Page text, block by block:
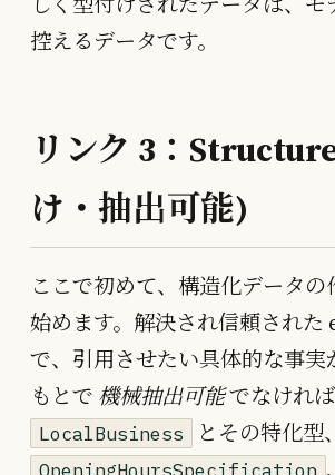
控えるデータです。
リンク 3：
け・抽出可能)
ここで初めて、構造化データ
始めます。解決され信頼された
で、引用させたい具体的な事実
もとで 機械抽出可能でなければ
LocalBusiness とその特化型、
、